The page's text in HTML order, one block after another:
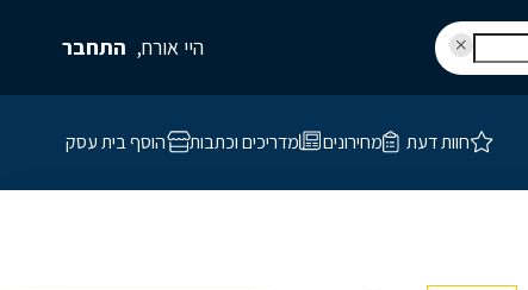
היי אורח, התחבר
חוות דעת מחירונים מדריכים וכתבות הוסף בית עסק